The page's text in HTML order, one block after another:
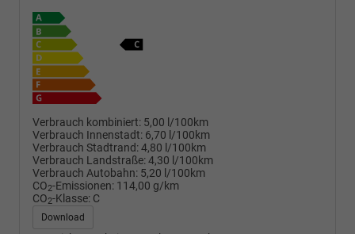
Verbrauch kombiniert: 5,00 l/100km
Verbrauch Innenstadt: 6,70 l/100km
Verbrauch Stadtrand:4,80 l/100km
Verbrauch Landstraße:4,30 l/100km
Verbrauch Autobahn: 5,20 l/100km
CO2-Emissionen: 114,00 g/km
CO2-Klasse: C
Download